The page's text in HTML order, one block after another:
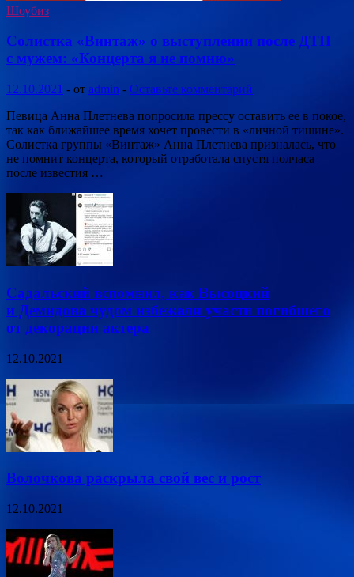
Шоубиз
Солистка «Винтаж» о выступлении после ДТП
с мужем: «Концерта я не помню»
12.10.2021 - от admin - Оставьте комментарий
Певица Анна Плетнева попросила прессу оставить ее в покое,
так как ближайшее время хочет провести в «личной тишине».
Солистка группы «Винтаж» Анна Плетнева призналась, что
не помнит концерта, который отработала спустя полчаса
после известия …
Садальский вспомнил, как Высоцкий
и Демидова чудом избежали участи погибшего
от декорации актера
12.10.2021
Волочкова раскрыла свой вес и рост
12.10.2021